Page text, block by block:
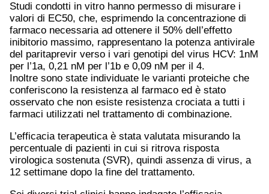
Studi condotti in vitro hanno permesso di misurare i
valori di EC50, che, esprimendo la concentrazione di
farmaco necessaria ad ottenere il 50% dell’effetto
inibitorio massimo, rappresentano la potenza antivirale
del paritaprevir verso i vari genotipi del virus HCV: 1nM
per l’1a, 0,21 nM per l’1b e 0,09 nM per il 4.
Inoltre sono state individuate le varianti proteiche che
conferiscono la resistenza al farmaco ed è stato
osservato che non esiste resistenza crociata a tutti i
farmaci utilizzati nel trattamento di combinazione.
L’efficacia terapeutica è stata valutata misurando la
percentuale di pazienti in cui si ritrova risposta
virologica sostenuta (SVR), quindi assenza di virus, a
12 settimane dopo la fine del trattamento.